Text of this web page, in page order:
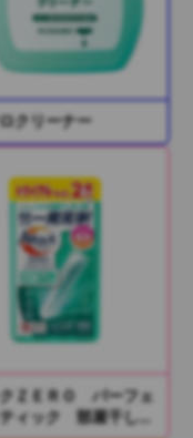
クリーナー
クＺＥＲＯ パーフェ
ティック 部屋干し